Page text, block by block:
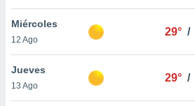
Miércoles
12 Ago
29° /
Jueves
13 Ago
29° /